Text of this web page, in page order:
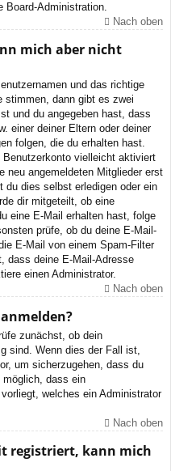
Board-Administration.
Nach oben
mich aber nicht
und das richtige
stimmen, dann gibt es zwei
und du angegeben hast, dass
einer deiner Eltern oder deiner
folgen, die du erhalten hast.
vielleicht aktiviert
neu angemeldeten Mitglieder erst
du dies selbst erledigen oder ein
dir mitgeteilt, ob eine
eine E-Mail erhalten hast, folge
prüfe, ob du deine E-Mail-
E-Mail von einem Spam-Filter
dass deine E-Mail-Adresse
einen Administrator.
Nach oben
zunächst, ob dein
sind. Wenn dies der Fall ist,
um sicherzugehen, dass du
dass ein
welches ein Administrator
Nach oben
registriert, kann mich